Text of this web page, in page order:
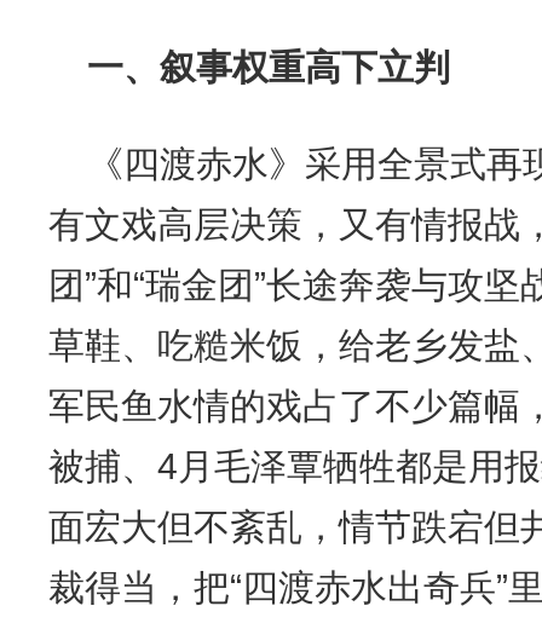
一、叙事权重高下立判
《四渡赤水》采用全景式
有文戏高层决策，又有情报战
团”和“瑞金团”长途奔袭与攻
草鞋、吃糙米饭，给老乡发盐
军民鱼水情的戏占了不少篇幅
被捕、4月毛泽覃牺牲都是用
面宏大但不紊乱，情节跌宕但
裁得当，把“四渡赤水出奇兵”